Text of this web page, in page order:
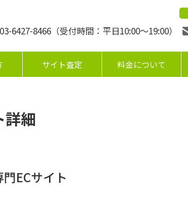
03-6427-8466 （受付時間：平日10:00〜19:00）
サイト査定 料金について
詳細
ECサイト